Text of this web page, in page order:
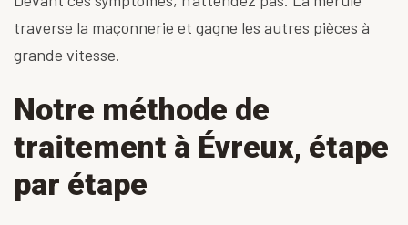
traverse la maçonnerie et gagne les autres pièces à
grande vitesse.
Notre méthode de
traitement à Évreux, étape
par étape